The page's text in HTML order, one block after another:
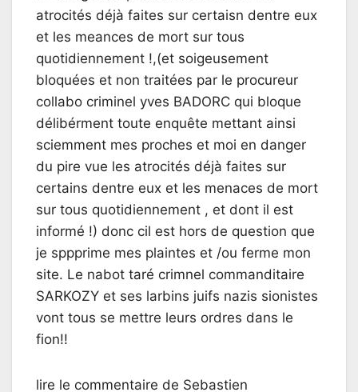
atrocités déjà faites sur certaisn dentre eux
et les meances de mort sur tous
quotidiennement !,(et soigeusement
bloquées et non traitées par le procureur
collabo criminel yves BADORC qui bloque
délibérment toute enquête mettant ainsi
sciemment mes proches et moi en danger
du pire vue les atrocités déjà faites sur
certains dentre eux et les menaces de mort
sur tous quotidiennement , et dont il est
informé !) donc cil est hors de question que
je sppprime mes plaintes et /ou ferme mon
site. Le nabot taré crimnel commanditaire
SARKOZY et ses larbins juifs nazis sionistes
vont tous se mettre leurs ordres dans le
fion!!
lire le commentaire de Sebastien